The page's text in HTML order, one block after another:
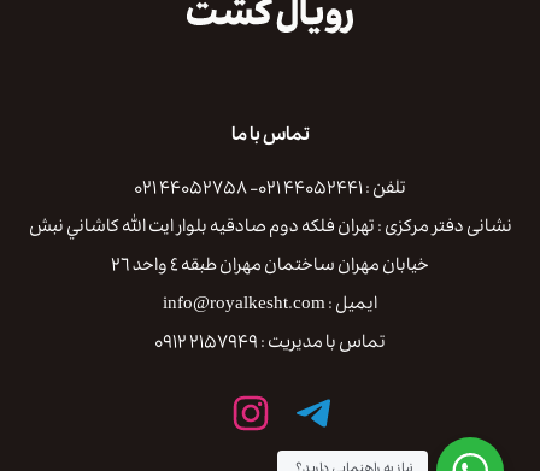
تماس با ما
تلفن : ۴۴۰۵۲۴۴۱ ۰۲۱- ۴۴۰۵۲۷۵۸ ۰۲۱
نشانی دفتر مرکزی : تهران فلكه دوم صادقيه بلوار ايت الله كاشاني نبش
خيابان مهران ساختمان مهران طبقه ٤ واحد ٢٦
ایمیل : info@royalkesht.com
تماس با مدیریت : ۲۱۵۷۹۴۹ ۰۹۱۲